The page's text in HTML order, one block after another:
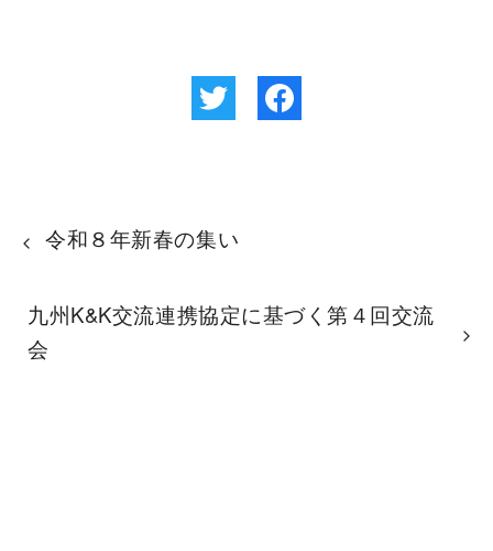
令和８年新春の集い
九州K&K交流連携協定に基づく第４回交流
会